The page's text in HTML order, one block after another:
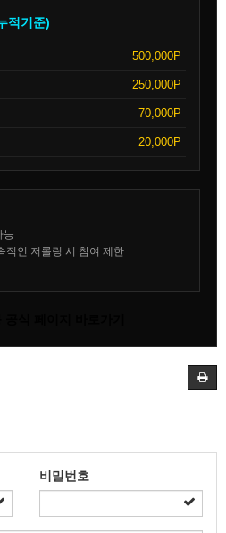
적기준)
500,000P
250,000P
70,000P
20,000P
능
적인 저롤링 시 참여 제한
비밀번호